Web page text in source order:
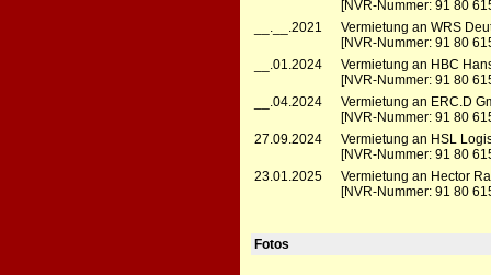
[NVR-Nummer: 91 80
__.__.2021
Vermietung an WRS
[NVR-Nummer: 91 80
__.01.2024
Vermietung an HBC
[NVR-Nummer: 91 80
__.04.2024
Vermietung an ERC.D
[NVR-Nummer: 91 80
27.09.2024
Vermietung an HSL
[NVR-Nummer: 91 80
23.01.2025
Vermietung an Hector
[NVR-Nummer: 91 80
Fotos